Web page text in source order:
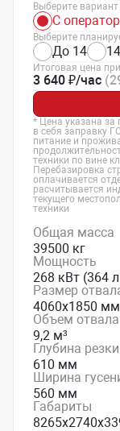
Выберите
С
Выберите
До 14
Итоговая цена
3 640 ₽/час
* Цена указана за
в себя заправку
питание и
техники по вине
Перебазировка
оплачивается
расчитывается
текущего
техники
Общая масса
39500 кг
Мощность
268 кВт (364
Размер
4060х1850 мм
Объем отвала
9,2 м³
Глубина резки
610 мм
Ширина
560 мм
Габариты